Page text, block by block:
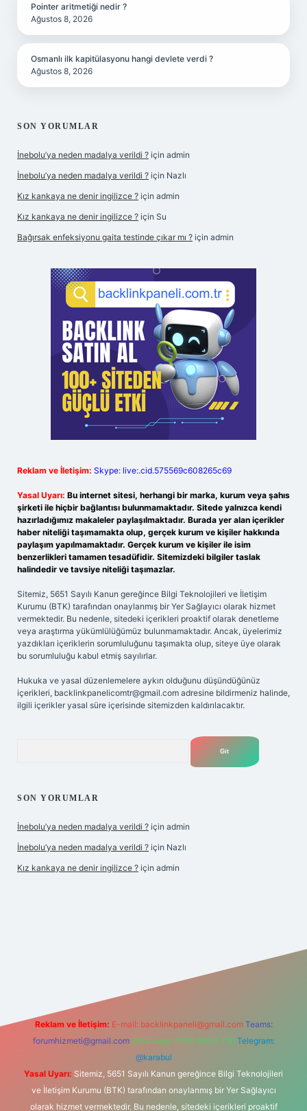
Pointer aritmetiği nedir ?
Ağustos 8, 2026
Osmanlı ilk kapitülasyonu hangi devlete verdi ?
Ağustos 8, 2026
SON YORUMLAR
İnebolu’ya neden madalya verildi ? için admin
İnebolu’ya neden madalya verildi ? için Nazlı
Kız kankaya ne denir ingilizce ? için admin
Kız kankaya ne denir ingilizce ? için Su
Bağırsak enfeksiyonu gaita testinde çıkar mı ? için admin
Reklam ve İletişim: Skype: live:.cid.575569c608265c69
Yasal Uyarı: Bu internet sitesi, herhangi bir marka, kurum veya şahıs
şirketi ile hiçbir bağlantısı bulunmamaktadır. Sitede yalnızca kendi
hazırladığımız makaleler paylaşılmaktadır. Burada yer alan içerikler
haber niteliği taşımamakta olup, gerçek kurum ve kişiler hakkında
paylaşım yapılmamaktadır. Gerçek kurum ve kişiler ile isim
benzerlikleri tamamen tesadüfidir. Sitemizdeki bilgiler taslak
halindedir ve tavsiye niteliği taşımazlar.
Sitemiz, 5651 Sayılı Kanun gereğince Bilgi Teknolojileri ve İletişim
Kurumu (BTK) tarafından onaylanmış bir Yer Sağlayıcı olarak hizmet
vermektedir. Bu nedenle, sitedeki içerikleri proaktif olarak denetleme
veya araştırma yükümlülüğümüz bulunmamaktadır. Ancak, üyelerimiz
yazdıkları içeriklerin sorumluluğunu taşımakta olup, siteye üye olarak
bu sorumluluğu kabul etmiş sayılırlar.
Hukuka ve yasal düzenlemelere aykırı olduğunu düşündüğünüz
içerikleri, backlinkpanelicomtr@gmail.com adresine bildirmeniz halinde,
ilgili içerikler yasal süre içerisinde sitemizden kaldırılacaktır.
SON YORUMLAR
İnebolu’ya neden madalya verildi ? için admin
İnebolu’ya neden madalya verildi ? için Nazlı
Kız kankaya ne denir ingilizce ? için admin
Reklam ve İletişim: E-mail: backlinkpaneli@gmail.com Teams:
forumhizmeti@gmail.com Whatsapp: 0262 606 0 726 Telegram:
@karabul
Yasal Uyarı: Sitemiz, 5651 Sayılı Kanun gereğince Bilgi Teknolojileri
ve İletişim Kurumu (BTK) tarafından onaylanmış bir Yer Sağlayıcı
olarak hizmet vermektedir. Bu nedenle, sitedeki içerikleri proaktif